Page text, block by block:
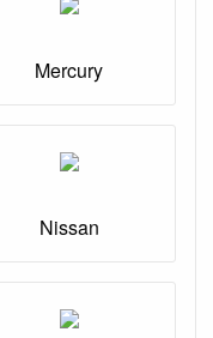
Mercury
Nissan